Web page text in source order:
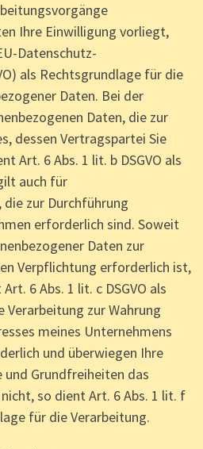
Ihre Einwilligung vorliegt,
Datenschutz-
als Rechtsgrundlage für die
Daten. Bei der
Daten, die zur
dessen Vertragspartei Sie
Art. 6 Abs. 1 lit. b DSGVO als
auch für
zur Durchführung
erforderlich sind. Soweit
Daten zur
Verpflichtung erforderlich ist,
6 Abs. 1 lit. c DSGVO als
zur Wahrung
meines Unternehmens
und überwiegen Ihre
und Grundfreiheiten das
so dient Art. 6 Abs. 1 lit. f
für die Verarbeitung.